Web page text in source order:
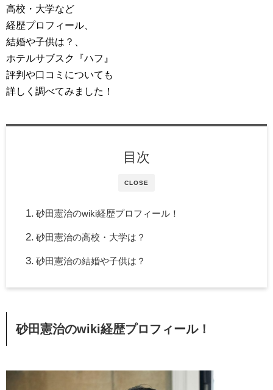
高校・大学など
経歴プロフィール、
結婚や子供は？、
ホテルサブスク『ハフ』
評判や口コミについても
詳しく調べてみました！
CLOSE
目次
砂田憲治のwiki経歴プロフィール！
砂田憲治の高校・大学は？
砂田憲治の結婚や子供は？
砂田憲治のwiki経歴プロフィール！